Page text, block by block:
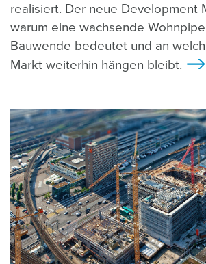
realisiert. Der neue Development
warum eine wachsende
Bauwende bedeutet und an
Markt weiterhin hängen bleibt.